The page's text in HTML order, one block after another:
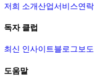
저희 소개산업서비스연
독자 클럽
최신 인사이트블로그보
도움말